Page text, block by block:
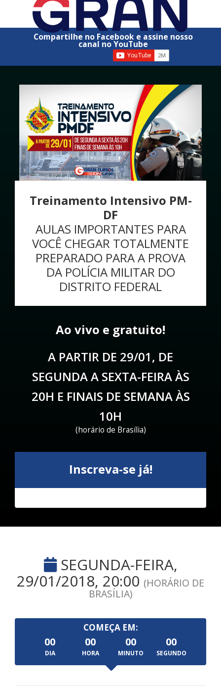
Compartilhe no Facebook e assine nosso
canal no YouTube
Treinamento Intensivo PM-
DF
AULAS IMPORTANTES PARA
VOCÊ CHEGAR TOTALMENTE
PREPARADO PARA A PROVA
DA POLÍCIA MILITAR DO
DISTRITO FEDERAL
Ao vivo e gratuito!
A PARTIR DE 29/01, DE
SEGUNDA A SEXTA-FEIRA ÀS
20H E FINAIS DE SEMANA ÀS
10H
(horário de Brasília)
Inscreva-se já!
SEGUNDA-FEIRA,
29/01/2018, 20:00 (HORÁRIO DE
BRASÍLIA)
COMEÇA EM:
00
DIA
00
HORA
00
MINUTO
00
SEGUNDO